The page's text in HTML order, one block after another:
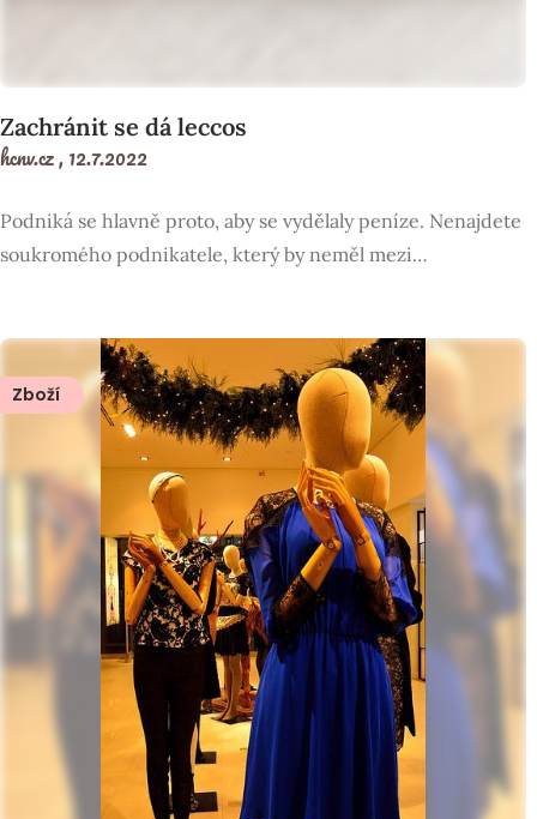
Zachránit se dá leccos
hcnv.cz ,12.7.2022
Podniká se hlavně proto, aby se vydělaly peníze. Nenajdete
soukromého podnikatele, který by neměl mezi…
Zboží